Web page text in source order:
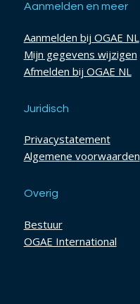
Aanmelden en meer
Aanmelden bij OGAE NL
Mijn gegevens wijzigen
Afmelden bij OGAE NL
Juridisch
Privacystatement
Algemene voorwaarden
Overig
Bestuur
OGAE International